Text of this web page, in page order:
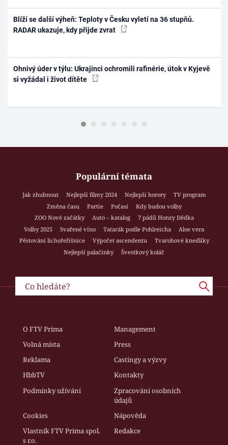
Blíží se další výheň: Teploty v Česku vyletí na 36 stupňů.
RADAR ukazuje, kdy přijde zvrat
Ohnivý úder v týlu: Ukrajinci ochromili rafinérie, útok v Kyjevě
si vyžádal i život dítěte
Populární témata
Jak zhubnout Nejlepší filmy 2024 Nejlepší horory
TV program
Změna času
Partie Počasí
Kdy budou volby
ZOO Nové začátky
Auto – katalog
7 pádů Honzy Dědka
Volby 2025
Svařené víno Tatarák podle Pohlreicha
Aloe vera
Pěstování lichořeřišnice
Výpočet ascendentu
Tvarohové knedlíky
Nejlepší palačinky
Švestkový koláč
O FTV Prima
Management
Volná místa
Press
Reklama
Castingy a výzvy
HbbTV
Kontakty
Podmínky užívání
Zpracování osobních
údajů
Cookies
Nápověda
Vlastník FTV Prima spol.
s r.o.
Redakce